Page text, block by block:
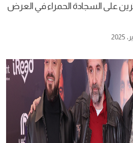
على السجادة الحمراء في العرض